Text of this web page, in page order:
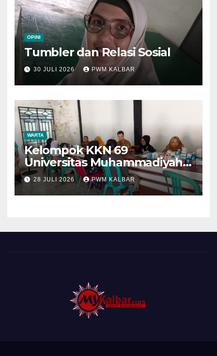
OPINI
Tumbler dan Relasi Sosial
30 JULI 2026 PWM KALBAR
WARTA
Kelompok KKN 69
Universitas Muhammadiyah
Pontianak Dibagi Dua Tim,
Cat Bangunan dan Dampingi
Pelayanan Posyandu Lansia
28 JULI 2026 PWM KALBAR